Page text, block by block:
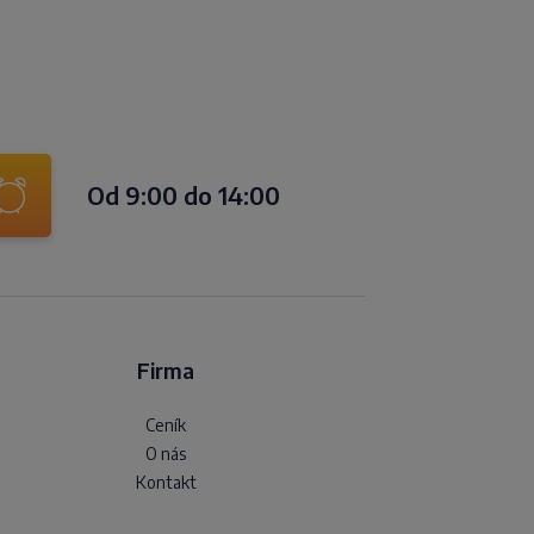
Od 9:00 do 14:00
Firma
Ceník
O nás
Kontakt